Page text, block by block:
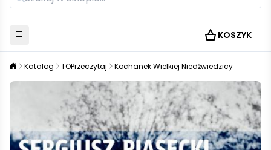
KOSZYK
Katalog TOPrzeczytaj Kochanek Wielkiej Niedźwiedzicy